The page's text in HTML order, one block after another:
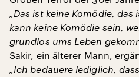
„Das ist keine Komödie,
kann keine Komödie sein,
grundlos ums Leben
Sakir, ein älterer Mann,
„Ich bedauere lediglich,